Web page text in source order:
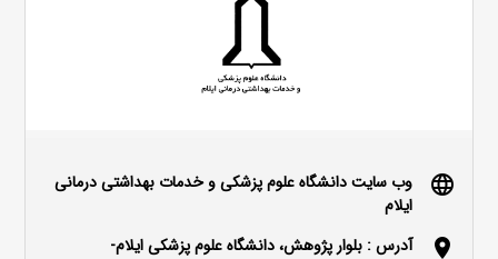
language
وب سایت دانشگاه علوم پزشکی و خدمات بهداشتی درمانی
ایلام
location_on
آدرس : بلوار پژوهش، دانشگاه علوم پزشکی ایلام-